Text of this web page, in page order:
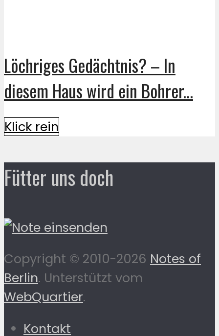
Löchriges Gedächtnis? – In
diesem Haus wird ein Bohrer...
Klick rein
Fütter uns doch
Copyright © 2010-2026 Notes of
Berlin. Unterstützt vom
WebQuartier.
Kontakt